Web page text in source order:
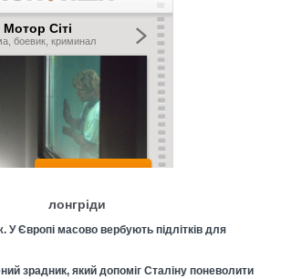
лонгріди
У Європі масово вербують підлітків для
зрадник, який допоміг Сталіну поневолити